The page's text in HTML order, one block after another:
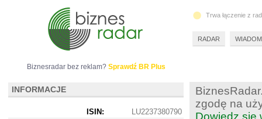
zgodę na
Dowiedz się
Biznesradar bez reklam? Sprawdź BR Plus
INFORMACJE
ISIN:
LU2237380790
Trwa łączenie z
RADAR